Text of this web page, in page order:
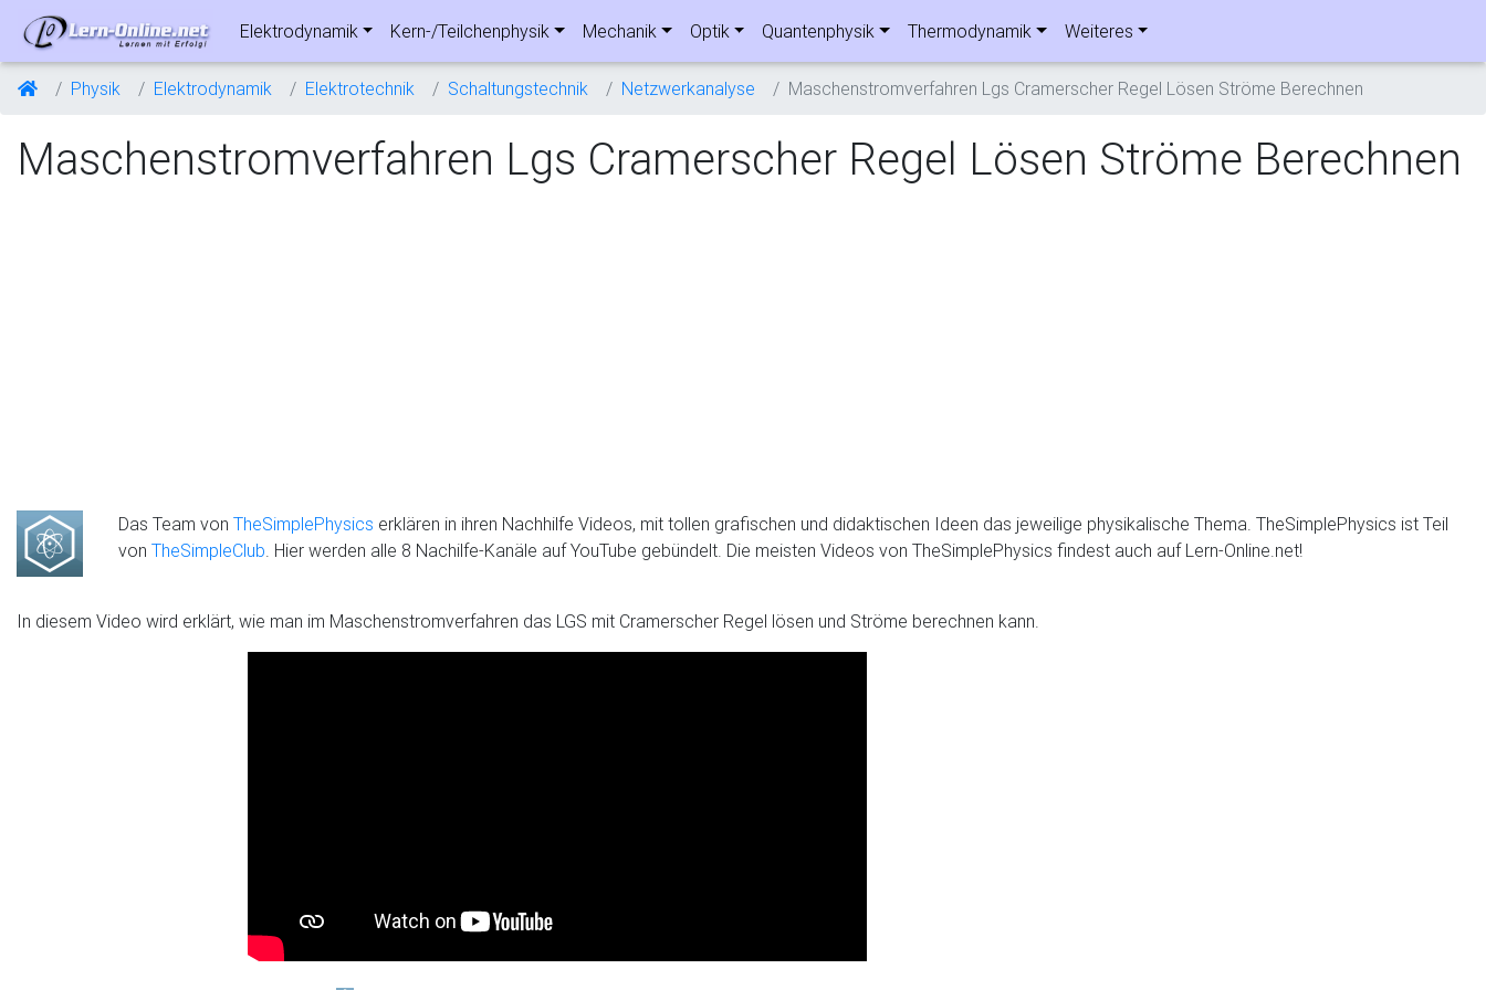
Elektrodynamik Kern-/Teilchenphysik Mechanik Optik Quantenphysik Thermodynamik Weiteres
Physik Elektrodynamik Elektrotechnik Schaltungstechnik Netzwerkanalyse Maschenstromverfahren Lgs Cramerscher Regel Lösen Ströme Berechnen
Maschenstromverfahren Lgs Cramerscher Regel Lösen Ströme Berechnen
Das Team von TheSimplePhysics erklären in ihren Nachhilfe Videos, mit tollen grafischen und didaktischen Ideen das jeweilige physikalische Thema. TheSimplePhysics ist Teil
von TheSimpleClub. Hier werden alle 8 Nachilfe-Kanäle auf YouTube gebündelt. Die meisten Videos von TheSimplePhysics findest auch auf Lern-Online.net!
In diesem Video wird erklärt, wie man im Maschenstromverfahren das LGS mit Cramerscher Regel lösen und Ströme berechnen kann.